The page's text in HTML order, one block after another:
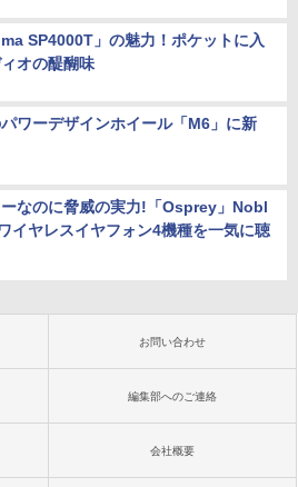
SP4000T」の魅力！ポケットに入
オの醍醐味
ワーデザインホイール「M6」に新
なのに脅威の実力!「Osprey」Nobl
イヤレスイヤフォン4機種を一気に聴
お問い合わせ
編集部へのご連絡
会社概要